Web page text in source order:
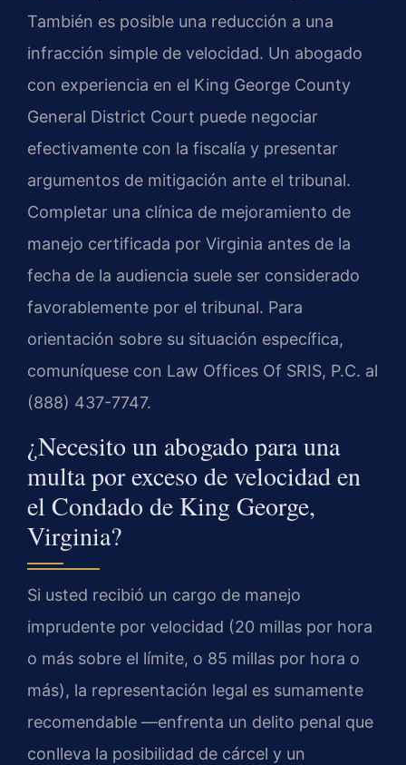
También es posible una reducción a una
infracción simple de velocidad. Un abogado
con experiencia en el King George County
General District Court puede negociar
efectivamente con la fiscalía y presentar
argumentos de mitigación ante el tribunal.
Completar una clínica de mejoramiento de
manejo certificada por Virginia antes de la
fecha de la audiencia suele ser considerado
favorablemente por el tribunal. Para
orientación sobre su situación específica,
comuníquese con Law Offices Of SRIS, P.C. al
(888) 437-7747.
¿Necesito un abogado para una
multa por exceso de velocidad en
el Condado de King George,
Virginia?
Si usted recibió un cargo de manejo
imprudente por velocidad (20 millas por hora
o más sobre el límite, o 85 millas por hora o
más), la representación legal es sumamente
recomendable —enfrenta un delito penal que
conlleva la posibilidad de cárcel y un